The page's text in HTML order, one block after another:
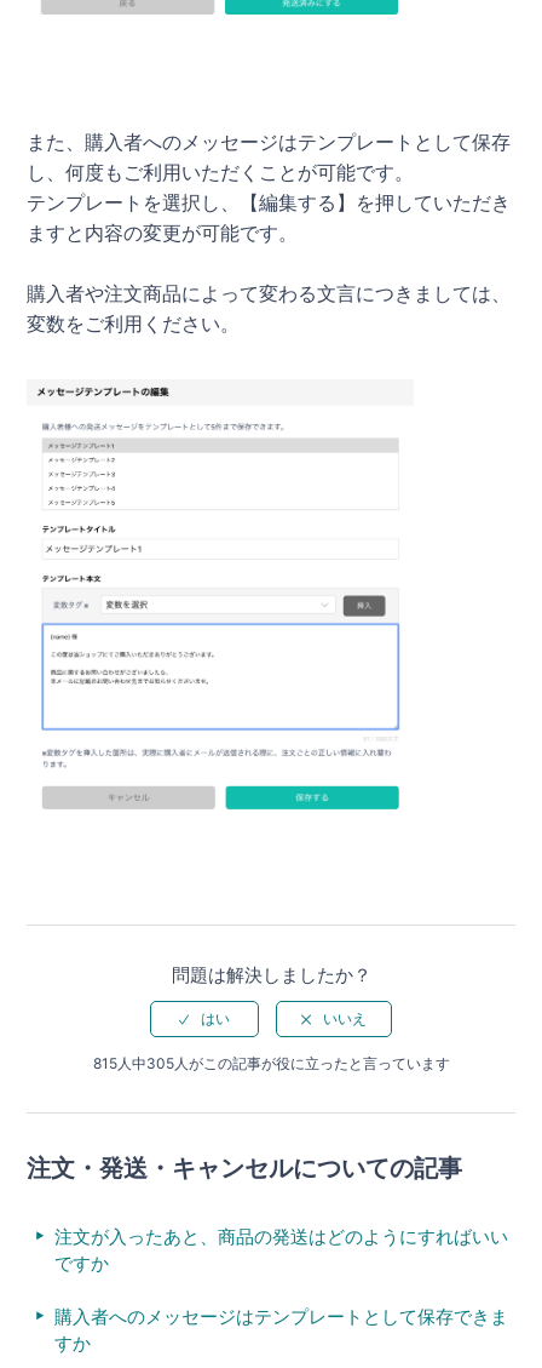
また、購入者へのメッセージはテンプレートとして保存
し、何度もご利用いただくことが可能です。
テンプレートを選択し、【編集する】を押していただき
ますと内容の変更が可能です。
購入者や注文商品によって変わる文言につきましては、
変数をご利用ください。
問題は解決しましたか？
815人中305人がこの記事が役に立ったと言っています
注文・発送・キャンセルについての記事
注文が入ったあと、商品の発送はどのようにすればいい
ですか
購入者へのメッセージはテンプレートとして保存できま
すか